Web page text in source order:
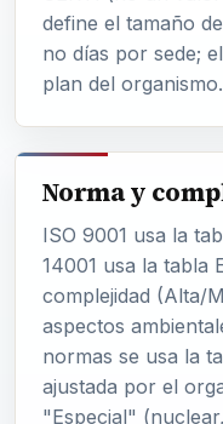
define el tamaño
no días por sede;
plan del organismo.
Norma y
ISO 9001 usa la
14001 usa la tabla
complejidad (Alta/
aspectos
normas se usa la
ajustada por el
"Especial"